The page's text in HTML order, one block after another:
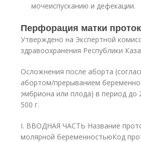
мочеиспусканию и дефекации.
Перфорация матки
Утверждено на Экспертной
здравоохранения Республики
Осложнения после аборта
абортом/прерыванием
эмбриона или плода) в период
500 г.
I. ВВОДНАЯ ЧАСТЬ Название
молярной беременностьюКод